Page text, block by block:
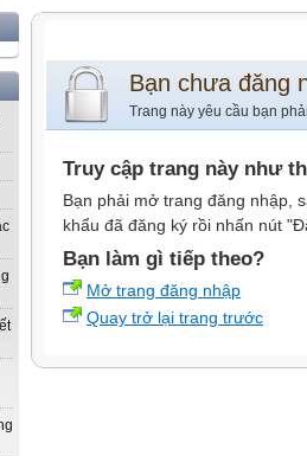
Bạn chưa đăng
Trang này yêu cầu bạn
Truy cập trang này như
Bạn phải mở trang đăng nhập,
khẩu đã đăng ký rồi nhấn nút
Bạn làm gì tiếp theo?
Mở trang đăng nhập
Quay trở lại trang trước